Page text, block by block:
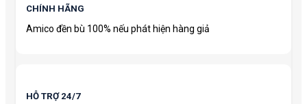
CHÍNH HÃNG
Amico đền bù 100% nếu phát hiện hàng giả
HỖ TRỢ 24/7